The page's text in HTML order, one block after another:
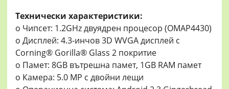
Технически характеристики:
o Чипсет: 1.2GHz двуядрен процесор (OMAP4430)
o Дисплей: 4.3-инчов 3D WVGA дисплей с
Corning® Gorilla® Glass 2 покритие
o Памет: 8GB вътрешна памет, 1GB RAM памет
o Камера: 5.0 MP с двойни лещи